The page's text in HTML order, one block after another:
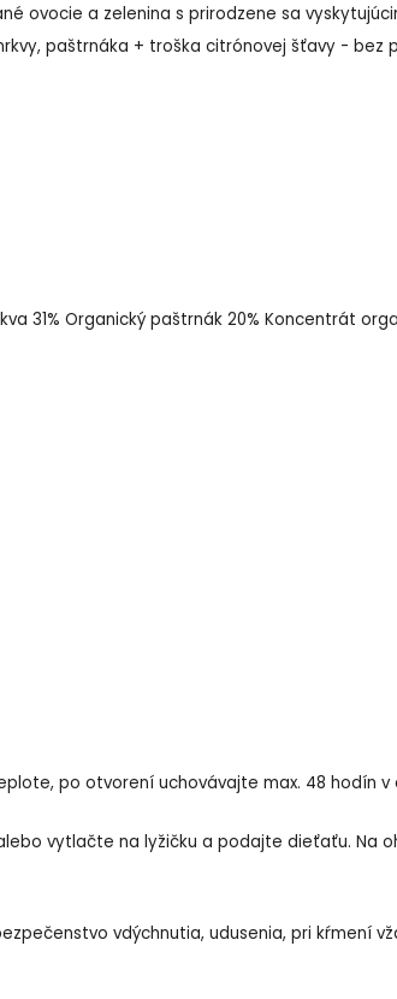
ovocie a zelenina s prirodzene sa
paštrnáka + troška citrónovej šťavy - bez
31% Organický paštrnák 20% Koncentrát
po otvorení uchovávajte max. 48 hodín v
vytlačte na lyžičku a podajte dieťaťu. Na
vdýchnutia, udusenia, pri kŕmení